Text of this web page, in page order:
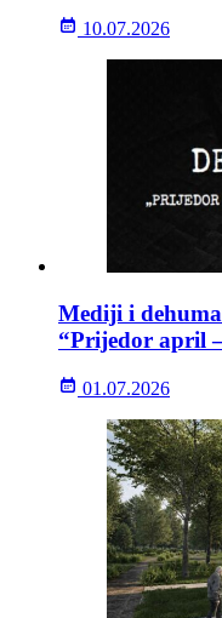
10.07.2026
Mediji i
“Prijedor april
01.07.2026